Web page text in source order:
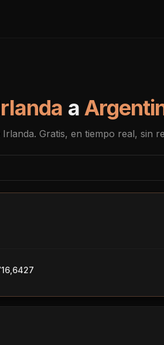
a
Irlanda. Gratis, en tiempo real, sin